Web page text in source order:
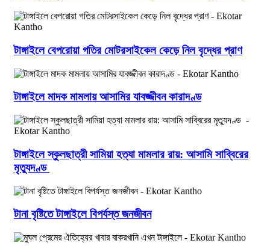
টাঙ্গাইলে বেপরোয়া গতির মোটরসাইকেল কেড়ে নিল বৃদ্ধের প্রাণ
টাঙ্গাইলে মাদক মামলায় আসামির যাবজ্জীবন কারাদণ্ড
টাঙ্গাইলে স্কুলছাত্রী সামিয়া হত্যা মামলার রায়: আসামি সাব্বিরের
মৃত্যুদণ্ড
টানা বৃষ্টিতে টাঙ্গাইলে বিপর্যস্ত জনজীবন